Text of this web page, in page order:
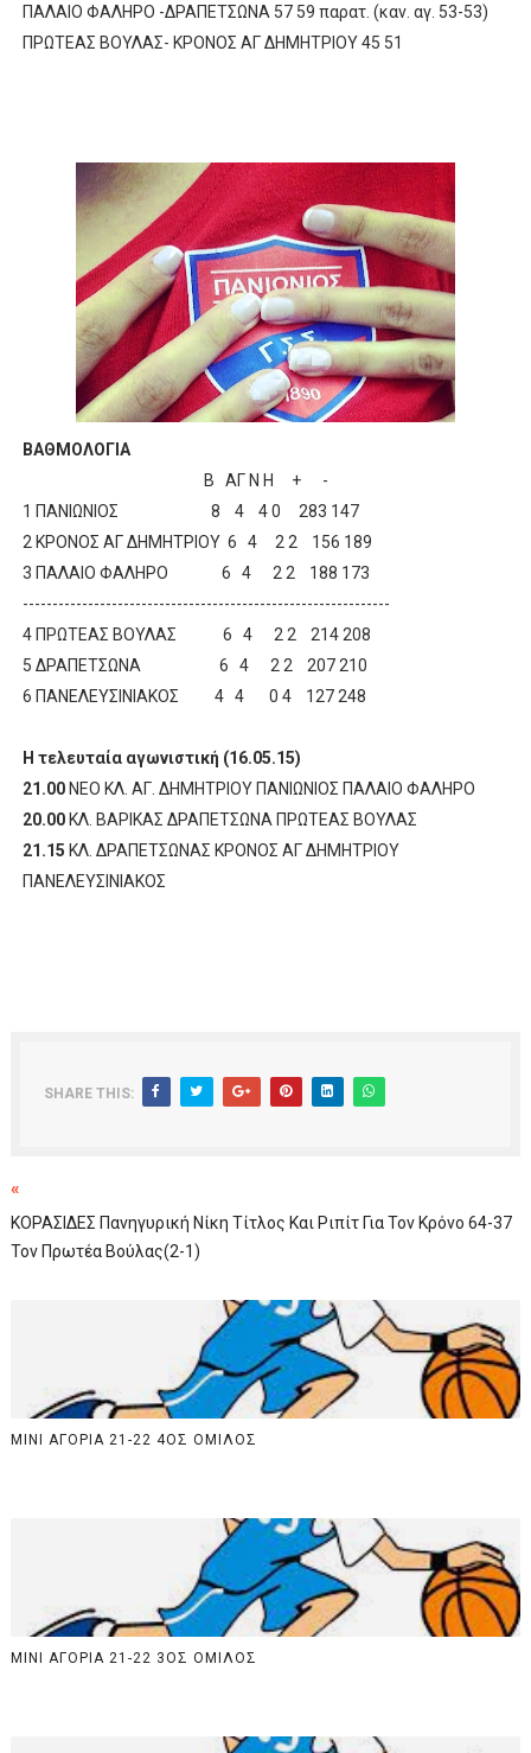
Γ΄ανδρών play offs : "Σκληρό" καρύδι η Φιλία Περάματος
Play off B εφήβων Β φάση Στο f4 ΑΕ Ρέντη, Πέρα , Ερμής
ΠΑΛΑΙΟ ΦΑΛΗΡΟ -ΔΡΑΠΕΤΣΩΝΑ 57 59 παρατ. (καν. αγ. 53-53)
ΠΡΩΤΕΑΣ ΒΟΥΛΑΣ- ΚΡΟΝΟΣ ΑΓ ΔΗΜΗΤΡΙΟΥ 45 51
ΒΑΘΜΟΛΟΓΙΑ
B AΓ Ν Η + -
1 ΠΑΝΙΩΝΙΟΣ 8 4 4 0 283 147
2 ΚΡΟΝΟΣ ΑΓ ΔΗΜΗΤΡΙΟΥ 6 4 2 2 156 189
3 ΠΑΛΑΙΟ ΦΑΛΗΡΟ 6 4 2 2 188 173
--------------------------------------------------------------
4 ΠΡΩΤΕΑΣ ΒΟΥΛΑΣ 6 4 2 2 214 208
5 ΔΡΑΠΕΤΣΩΝΑ 6 4 2 2 207 210
6 ΠΑΝΕΛΕΥΣΙΝΙΑΚΟΣ 4 4 0 4 127 248
Η τελευταία αγωνιστική (16.05.15)
21.00ΝΕΟ ΚΛ. ΑΓ. ΔΗΜΗΤΡΙΟΥ ΠΑΝΙΩΝΙΟΣ ΠΑΛΑΙΟ ΦΑΛΗΡΟ
20.00ΚΛ. ΒΑΡΙΚΑΣ ΔΡΑΠΕΤΣΩΝΑ ΠΡΩΤΕΑΣ ΒΟΥΛΑΣ
21.15 ΚΛ. ΔΡΑΠΕΤΣΩΝΑΣ ΚΡΟΝΟΣ ΑΓ ΔΗΜΗΤΡΙΟΥ
ΠΑΝΕΛΕΥΣΙΝΙΑΚΟΣ
SHARE THIS:
«
ΚΟΡΑΣΙΔΕΣ Πανηγυρική Νίκη Τίτλος Και Ριπίτ Για Τον Κρόνο 64-37
Τον Πρωτέα Βούλας(2-1)
ΜΙΝΙ ΑΓΟΡΙΑ 21-22 4ΟΣ ΟΜΙΛΟΣ
ΜΙΝΙ ΑΓΟΡΙΑ 21-22 3ΟΣ ΟΜΙΛΟΣ